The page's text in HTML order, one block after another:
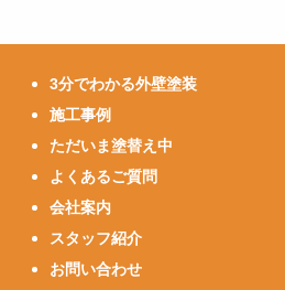
3分でわかる外壁塗装
施工事例
ただいま塗替え中
よくあるご質問
会社案内
スタッフ紹介
お問い合わせ